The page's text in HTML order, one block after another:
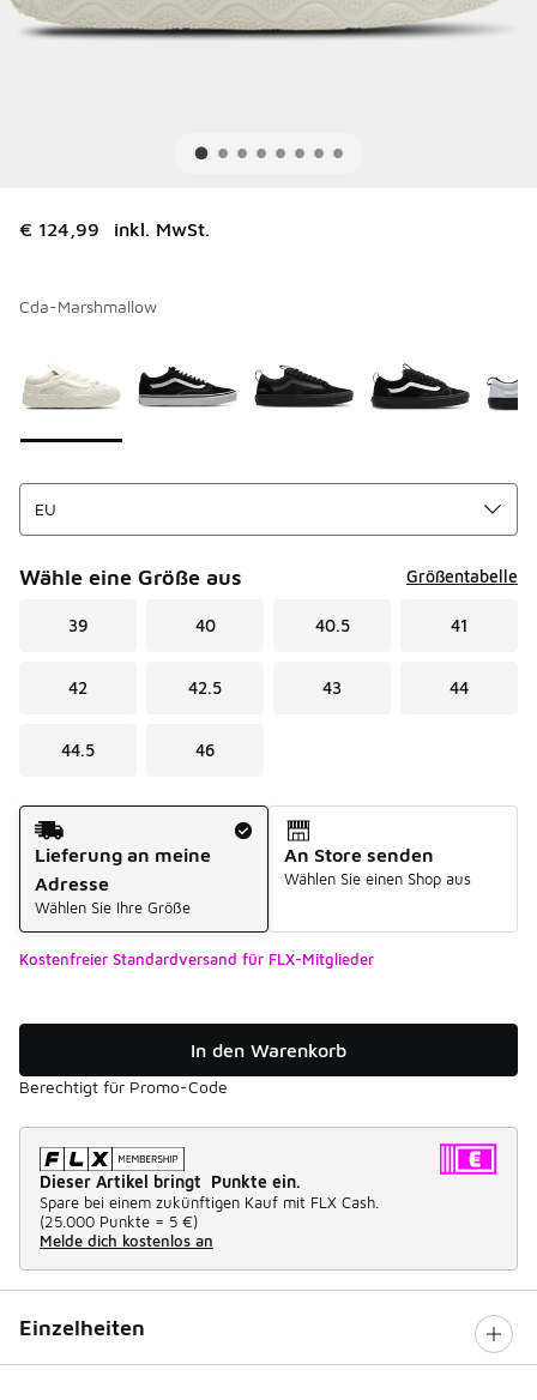
€ 124,99 inkl. MwSt.
Cda-Marshmallow
Wähle eine Größe aus Größentabelle
39 40 40.5 41
42 42.5 43 44
44.5 46
Versandart
Lieferung an meine
Adresse
Wählen Sie Ihre Größe
An Store senden
Wählen Sie einen Shop aus
Kostenfreier Standardversand für FLX-Mitglieder
In den Warenkorb
Berechtigt für Promo-Code
Dieser Artikel bringt Punkte ein.
Spare bei einem zukünftigen Kauf mit FLX Cash.
(25.000 Punkte = 5 €)
Melde dich kostenlos an
Einzelheiten